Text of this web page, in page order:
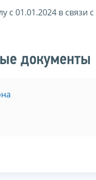
с 01.01.2024 в связи
документы